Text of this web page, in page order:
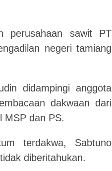
perusahaan sawit PT
negeri tamiang
didampingi anggota
dakwaan dari
MSP dan PS.
terdakwa, Sabtuno
diberitahukan.